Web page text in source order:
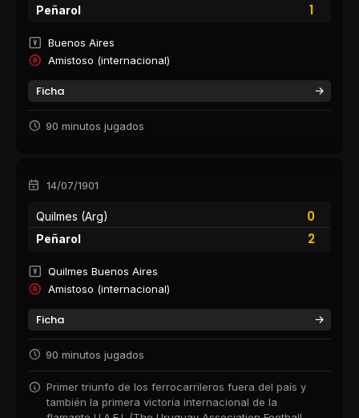
1
Peñarol
Buenos Aires
Amistoso (internacional)
Ficha
90 minutos jugados
14/07/1901
Quilmes (Arg)
0
2
Peñarol
Quilmes Buenos Aires
Amistoso (internacional)
Ficha
90 minutos jugados
Primer triunfo de los ferrocarrileros fuera del país y
también la primera victoria internacional de la